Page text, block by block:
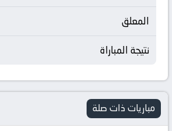
المعلق
نتيجة المباراة
مباريات ذات صلة